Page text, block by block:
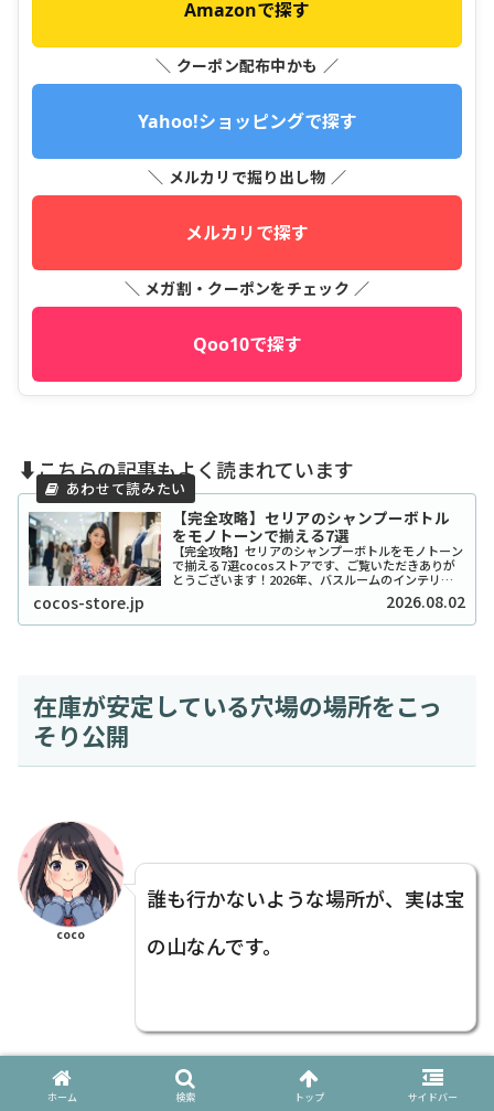
Amazonで探す
＼ クーポン配布中かも ／
Yahoo!ショッピングで探す
＼ メルカリで掘り出し物 ／
メルカリで探す
＼ メガ割・クーポンをチェック ／
Qoo10で探す
⬇️こちらの記事もよく読まれています
【完全攻略】セリアのシャンプーボトル
をモノトーンで揃える7選
【完全攻略】セリアのシャンプーボトルをモノトーン
で揃える7選cocosストアです、ご覧いただきありが
とうございます！2026年、バスルームのインテリア
をワンランク上げたいと考えているあなたに、セリア
のシャンプーボトル（モノトーン）はまさに救...
cocos-store.jp 2026.08.02
在庫が安定している穴場の場所をこっ
そり公開
coco
誰も行かないような場所が、実は宝
の山なんです。
「どこに行っても売り切れ！」と絶望しているあな
ホーム 検索 トップ サイドバー